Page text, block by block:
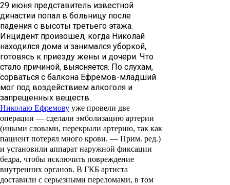
29 июня представитель известной
династии попал в больницу после
падения с высоты третьего этажа.
Инцидент произошел, когда Николай
находился дома и занимался уборкой,
готовясь к приезду жены и дочери. Что
стало причиной, выясняется. По слухам,
сорваться с балкона Ефремов-младший
мог под воздействием алкоголя и
запрещенных веществ.
Николаю Ефремову уже провели две
операции — сделали эмболизацию артерии
(иными словами, перекрыли артерию, так как
пациент потерял много крови. — Прим. ред.)
и установили аппарат наружной фиксации
бедра, чтобы исключить повреждение
внутренних органов. В ГКБ артиста
доставили с серьезными переломами, в том